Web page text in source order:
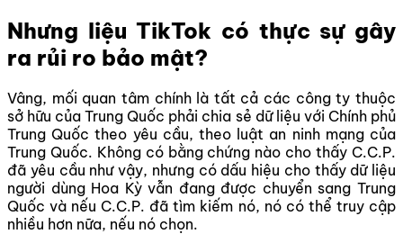
Nhưng liệu TikTok có thực sự gây
ra rủi ro bảo mật?
Vâng, mối quan tâm chính là tất cả các công ty thuộc
sở hữu của Trung Quốc phải chia sẻ dữ liệu với Chính phủ
Trung Quốc theo yêu cầu, theo luật an ninh mạng của
Trung Quốc. Không có bằng chứng nào cho thấy C.C.P.
đã yêu cầu như vậy, nhưng có dấu hiệu cho thấy dữ liệu
người dùng Hoa Kỳ vẫn đang được chuyển sang Trung
Quốc và nếu C.C.P. đã tìm kiếm nó, nó có thể truy cập
nhiều hơn nữa, nếu nó chọn.